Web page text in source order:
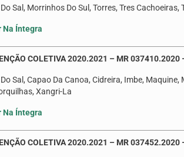
Sal, Morrinhos Do Sul, Torres, Tres Cachoeiras,
Na Íntegra
COLETIVA 2020.2021 – MR 037410.2020
Sal, Capao Da Canoa, Cidreira, Imbe,
Xangri-La
Na Íntegra
COLETIVA 2020.2021 – MR 037452.2020